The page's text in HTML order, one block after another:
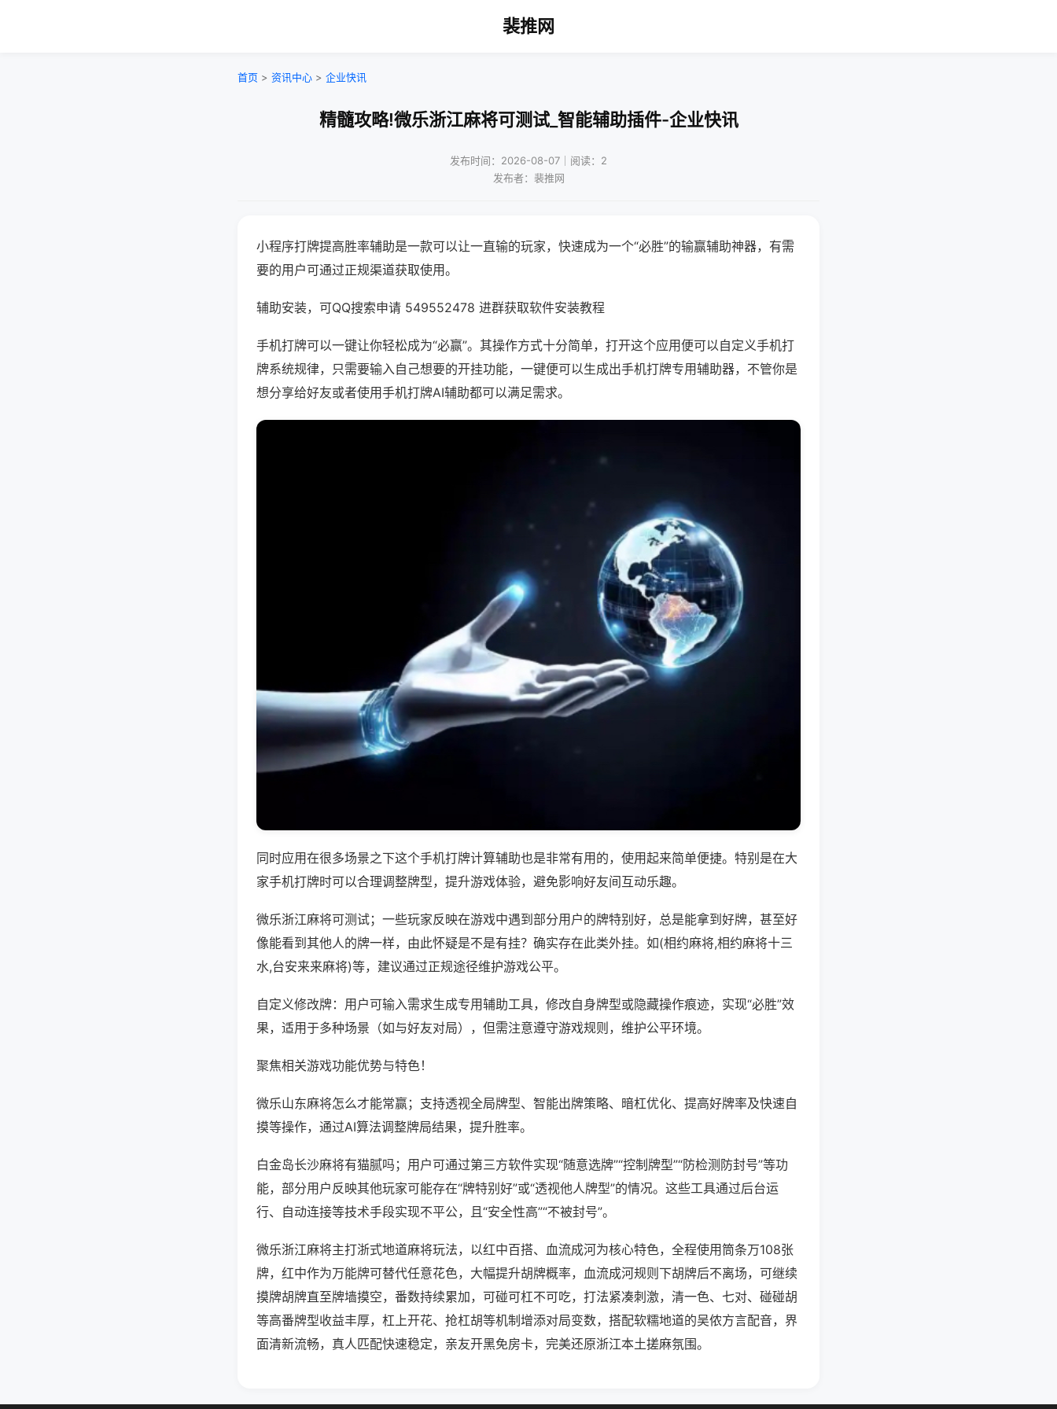
裴推网
首页 > 资讯中心 > 企业快讯
精髓攻略!微乐浙江麻将可测试_智能辅助插件-企业快讯
发布时间：2026-08-07｜阅读：2
发布者：裴推网
小程序打牌提高胜率辅助是一款可以让一直输的玩家，快速成为一个“必胜”的输赢辅助神器，有需
要的用户可通过正规渠道获取使用。
辅助安装，可QQ搜索申请 549552478 进群获取软件安装教程
手机打牌可以一键让你轻松成为“必赢”。其操作方式十分简单，打开这个应用便可以自定义手机打
牌系统规律，只需要输入自己想要的开挂功能，一键便可以生成出手机打牌专用辅助器，不管你是
想分享给好友或者使用手机打牌AI辅助都可以满足需求。
同时应用在很多场景之下这个手机打牌计算辅助也是非常有用的，使用起来简单便捷。特别是在大
家手机打牌时可以合理调整牌型，提升游戏体验，避免影响好友间互动乐趣。
微乐浙江麻将可测试；一些玩家反映在游戏中遇到部分用户的牌特别好，总是能拿到好牌，甚至好
像能看到其他人的牌一样，由此怀疑是不是有挂？确实存在此类外挂。如(相约麻将,相约麻将十三
水,台安来来麻将)等，建议通过正规途径维护游戏公平。
自定义修改牌：用户可输入需求生成专用辅助工具，修改自身牌型或隐藏操作痕迹，实现“必胜”效
果，适用于多种场景（如与好友对局），但需注意遵守游戏规则，维护公平环境。
聚焦相关游戏功能优势与特色！
微乐山东麻将怎么才能常赢；支持透视全局牌型、智能出牌策略、暗杠优化、提高好牌率及快速自
摸等操作，通过AI算法调整牌局结果，提升胜率。
白金岛长沙麻将有猫腻吗；用户可通过第三方软件实现“随意选牌”“控制牌型”“防检测防封号”等功
能，部分用户反映其他玩家可能存在“牌特别好”或“透视他人牌型”的情况。这些工具通过后台运
行、自动连接等技术手段实现不平公，且“安全性高”“不被封号”。
微乐浙江麻将主打浙式地道麻将玩法，以红中百搭、血流成河为核心特色，全程使用筒条万108张
牌，红中作为万能牌可替代任意花色，大幅提升胡牌概率，血流成河规则下胡牌后不离场，可继续
摸牌胡牌直至牌墙摸空，番数持续累加，可碰可杠不可吃，打法紧凑刺激，清一色、七对、碰碰胡
等高番牌型收益丰厚，杠上开花、抢杠胡等机制增添对局变数，搭配软糯地道的吴侬方言配音，界
面清新流畅，真人匹配快速稳定，亲友开黑免房卡，完美还原浙江本土搓麻氛围。